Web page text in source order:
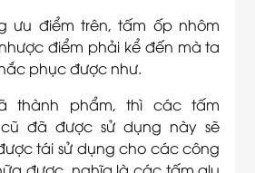
ưu điểm trên, tấm ốp nhôm
điểm phải kể đến mà ta
phục được như.
thành phẩm, thì các tấm
cũ đã được sử dụng này sẽ
tái sử dụng cho các công